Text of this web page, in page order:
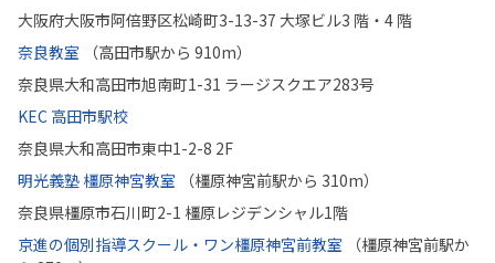
大阪府大阪市阿倍野区松崎町3-13-37 大塚ビル3 階・4 階
奈良教室
（高田市駅から 910m）
奈良県大和高田市旭南町1-31 ラージスクエア283号
KEC 高田市駅校
奈良県大和高田市東中1-2-8 2F
明光義塾 橿原神宮教室
（橿原神宮前駅から 310m）
奈良県橿原市石川町2-1 橿原レジデンシャル1階
京進の個別指導スクール・ワン橿原神宮前教室
（橿原神宮前駅か